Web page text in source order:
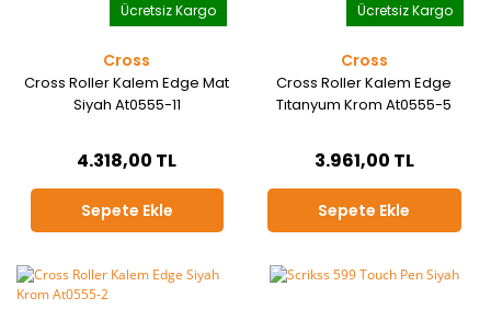
Ücretsiz Kargo
Cross
Cross Roller Kalem Edge Mat
Siyah At0555-11
4.318,00 TL
Sepete Ekle
Ücretsiz Kargo
Cross
Cross Roller Kalem Edge
Tıtanyum Krom At0555-5
3.961,00 TL
Sepete Ekle